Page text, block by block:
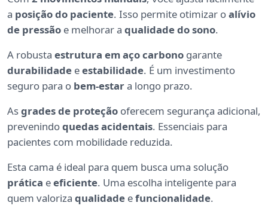
a posição do paciente. Isso permite otimizar oalívio
de pressão e melhorar a qualidade do sono.
A robusta estrutura em aço carbono garante
durabilidade eestabilidade. É um investimento
seguro para o bem-estara longo prazo.
Asgrades de proteção oferecem segurança adicional,
prevenindoquedas acidentais. Essenciais para
pacientes com mobilidade reduzida.
Esta cama é ideal para quem busca uma solução
prática eeficiente. Uma escolha inteligente para
quem valoriza qualidade efuncionalidade.